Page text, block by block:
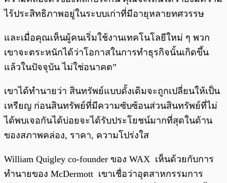
ไร้ประสิทธิภาพอยู่ในระบบเก่าที่มีอายุหลายทศวรรษ
และเมื่อคุณเห็นผู้คนเริ่มใช้งานเทคโนโลยีใหม่ ๆ พวก
เขาจะตระหนักได้ว่าโอกาสในการทำธุรกิจนั้นเกิดขึ้น
แล้วในปัจจุบัน ไม่ใช่อนาคต”
เขาได้ทำนายว่า สินทรัพย์แบบดั้งเดิมจะถูกเปลี่ยนให้เป็น
เหรียญ ก่อนสินทรัพย์ที่มีความซับซ้อนส่วนสินทรัพย์ที่ไม่
ได้พบเจอกันได้บ่อยจะได้รับประโยชน์มากที่สุดในด้าน
ของสภาพคล่อง, ราคา, ความโปร่งใส
William Quigley co-founder ของ WAX เห็นด้วยกับการ
ทำนายของ McDermott เขาเชื่อว่าอุตสาหกรรมการ